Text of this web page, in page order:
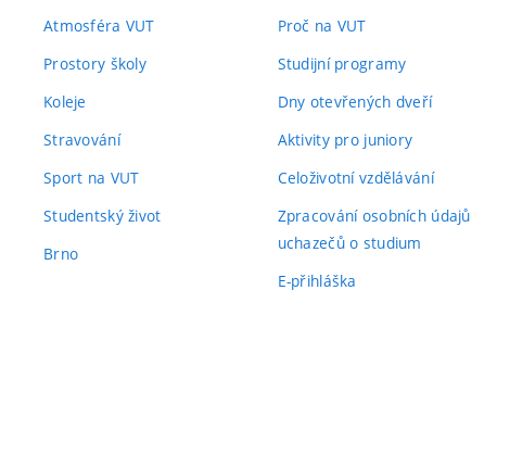
Atmosféra VUT
Prostory školy
Koleje
Stravování
Sport na VUT
Studentský život
Brno
Proč na VUT
Studijní programy
Dny otevřených dveří
Aktivity pro juniory
Celoživotní vzdělávání
Zpracování osobních údajů
uchazečů o studium
E-přihláška